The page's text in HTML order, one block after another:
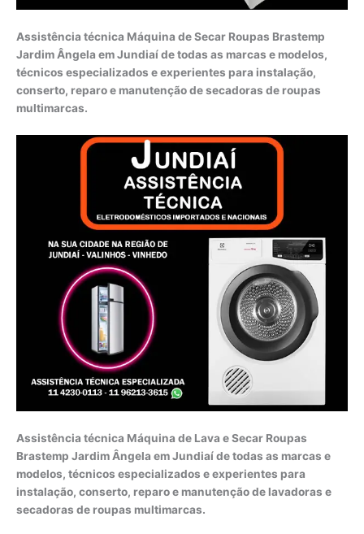
Assistência técnica Máquina de Secar Roupas Brastemp
Jardim Ângela em Jundiaí de todas as marcas e modelos,
técnicos especializados e experientes para instalação,
conserto, reparo e manutenção de secadoras de roupas
multimarcas.
Assistência técnica Máquina de Lava e Secar Roupas
Brastemp Jardim Ângela em Jundiaí de todas as marcas e
modelos, técnicos especializados e experientes para
instalação, conserto, reparo e manutenção de lavadoras e
secadoras de roupas multimarcas.